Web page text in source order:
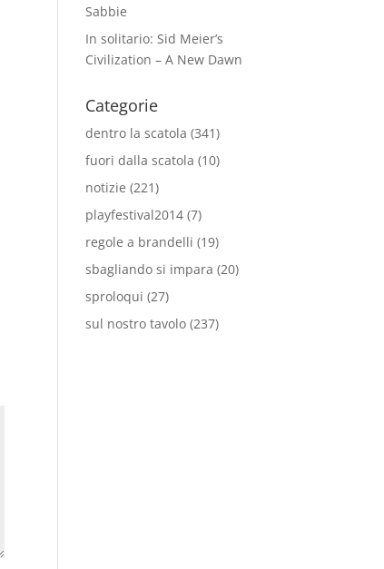
Sabbie
In solitario: Sid Meier’s
Civilization – A New Dawn
Categorie
dentro la scatola (341)
fuori dalla scatola (10)
notizie (221)
playfestival2014 (7)
regole a brandelli (19)
sbagliando si impara (20)
sproloqui (27)
sul nostro tavolo (237)